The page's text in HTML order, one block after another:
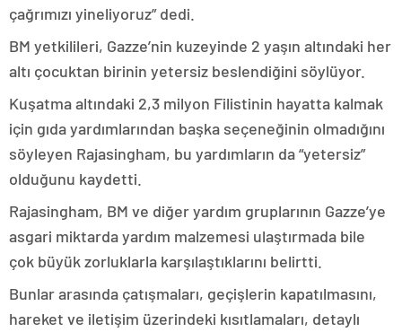
çağrımızı yineliyoruz” dedi.
BM yetkilileri, Gazze’nin kuzeyinde 2 yaşın altındaki her
altı çocuktan birinin yetersiz beslendiğini söylüyor.
Kuşatma altındaki 2,3 milyon Filistinin hayatta kalmak
için gıda yardımlarından başka seçeneğinin olmadığını
söyleyen Rajasingham, bu yardımların da “yetersiz”
olduğunu kaydetti.
Rajasingham, BM ve diğer yardım gruplarının Gazze’ye
asgari miktarda yardım malzemesi ulaştırmada bile
çok büyük zorluklarla karşılaştıklarını belirtti.
Bunlar arasında çatışmaları, geçişlerin kapatılmasını,
hareket ve iletişim üzerindeki kısıtlamaları, detaylı